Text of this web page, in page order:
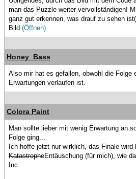
man das Puzzle weiter vervollständigen!
ganz gut erkennen, was drauf zu sehen
Bild (Öffnen)
Honey_Bass
Also mir hat es gefallen, obwohl die Folge
Erwartungen verlaufen ist.
Colora Paint
Man sollte lieber mit wenig Erwartung an
Folge ging...
Ich hoffe jetzt nur wirklich, das Finale wird
KatastropheEntäuschung (für mich), wie
Inc.